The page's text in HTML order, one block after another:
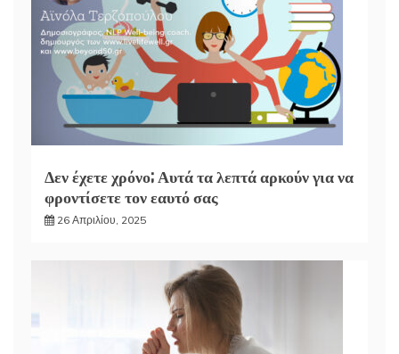
Δεν έχετε χρόνο; Αυτά τα λεπτά αρκούν για να
φροντίσετε τον εαυτό σας
26 Απριλίου, 2025